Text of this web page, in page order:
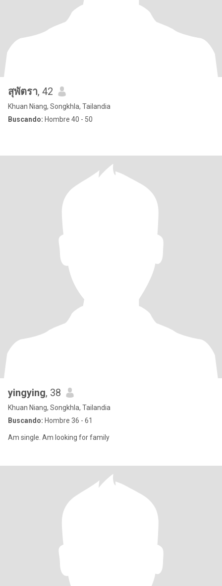
สุพัตรา, 42
Khuan Niang, Songkhla, Tailandia
Buscando: Hombre 40 - 50
yingying, 38
Khuan Niang, Songkhla, Tailandia
Buscando: Hombre 36 - 61
Am single. Am looking for family